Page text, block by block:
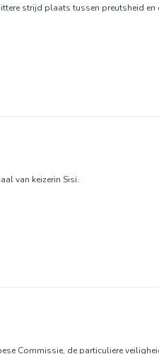
strijd plaats tussen preutsheid en
van keizerin Sisi.
Commissie, de particuliere